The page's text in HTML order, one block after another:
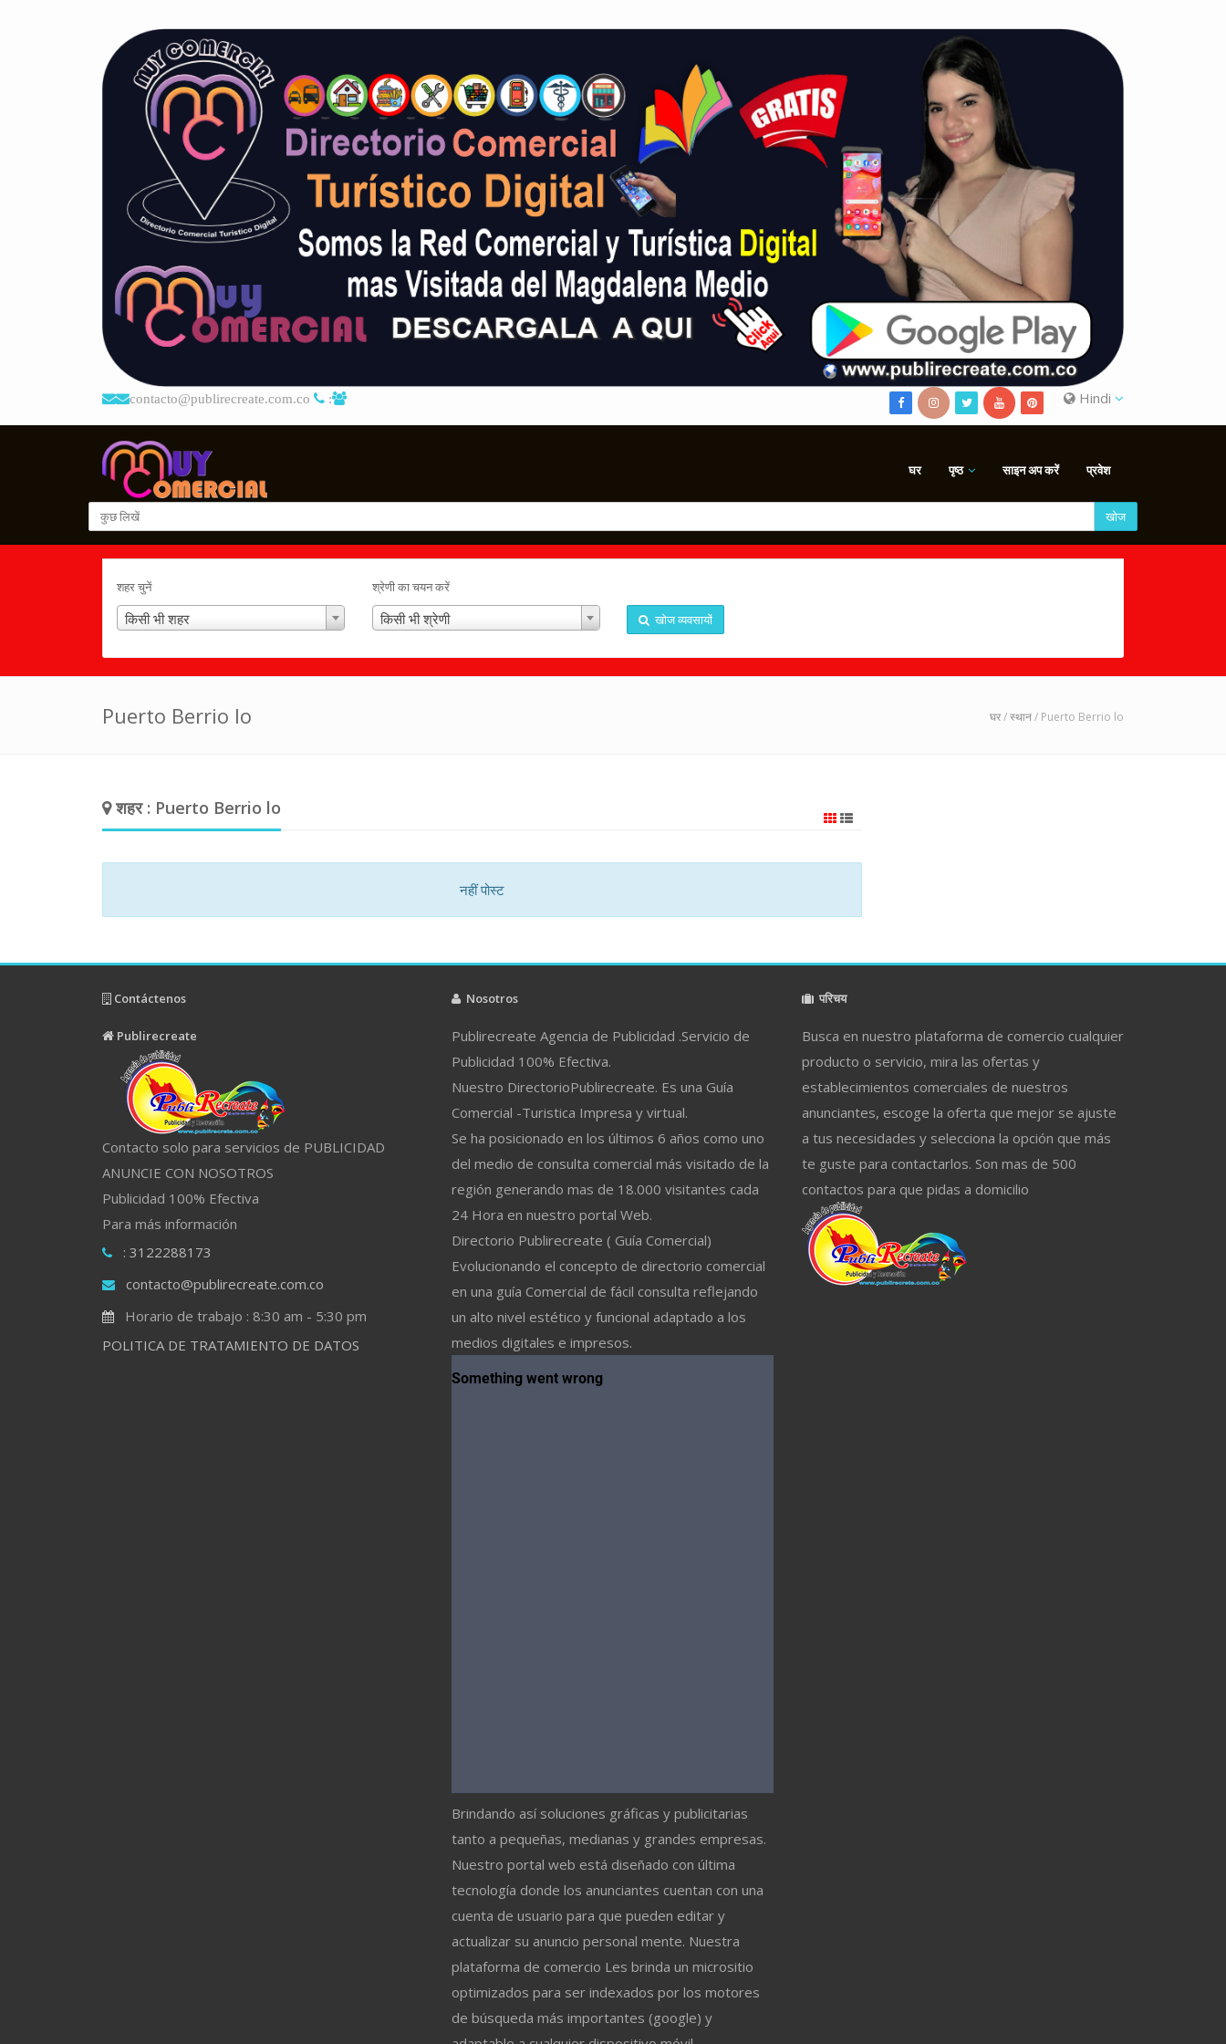
contacto@publirecreate.com.co : Hindi
घर पृष्ठ साइन अप करें प्रवेश
खोज
शहर चुनें
किसी भी शहर
श्रेणी का चयन करें
किसी भी श्रेणी खोज व्यवसायों
Puerto Berrio lo घर/स्थान/ Puerto Berrio lo
शहर : Puerto Berrio lo
नहीं पोस्ट
Contáctenos
Publirecreate
Contacto solo para servicios de PUBLICIDAD
ANUNCIE CON NOSOTROS
Publicidad 100% Efectiva
Para más información
: 3122288173
contacto@publirecreate.com.co
Horario de trabajo : 8:30 am - 5:30 pm
POLITICA DE TRATAMIENTO DE DATOS
Nosotros
Publirecreate Agencia de Publicidad .Servicio de
Publicidad 100% Efectiva.
Nuestro DirectorioPublirecreate. Es una Guía
Comercial -Turistica Impresa y virtual.
Se ha posicionado en los últimos 6 años como uno
del medio de consulta comercial más visitado de la
región generando mas de 18.000 visitantes cada
24 Hora en nuestro portal Web.
Directorio Publirecreate ( Guía Comercial)
Evolucionando el concepto de directorio comercial
en una guía Comercial de fácil consulta reflejando
un alto nivel estético y funcional adaptado a los
medios digitales e impresos.
Brindando así soluciones gráficas y publicitarias
tanto a pequeñas, medianas y grandes empresas.
Nuestro portal web está diseñado con última
tecnología donde los anunciantes cuentan con una
cuenta de usuario para que pueden editar y
actualizar su anuncio personal mente. Nuestra
plataforma de comercio Les brinda un micrositio
optimizados para ser indexados por los motores
de búsqueda más importantes (google) y
परिचय
Busca en nuestro plataforma de comercio cualquier
producto o servicio, mira las ofertas y
establecimientos comerciales de nuestros
anunciantes, escoge la oferta que mejor se ajuste
a tus necesidades y selecciona la opción que más
te guste para contactarlos. Son mas de 500
contactos para que pidas a domicilio